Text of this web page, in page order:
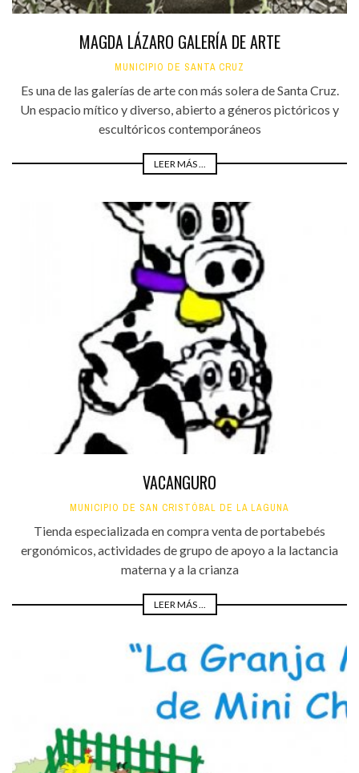
MAGDA LÁZARO GALERÍA DE ARTE
MUNICIPIO DE SANTA CRUZ
Es una de las galerías de arte con más solera de Santa Cruz.
Un espacio mítico y diverso, abierto a géneros pictóricos y
escultóricos contemporáneos
LEER MÁS ...
VACANGURO
MUNICIPIO DE SAN CRISTÓBAL DE LA LAGUNA
Tienda especializada en compra venta de portabebés
ergonómicos, actividades de grupo de apoyo a la lactancia
materna y a la crianza
LEER MÁS ...